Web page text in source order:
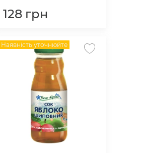
128 грн
Наявність уточнюйте